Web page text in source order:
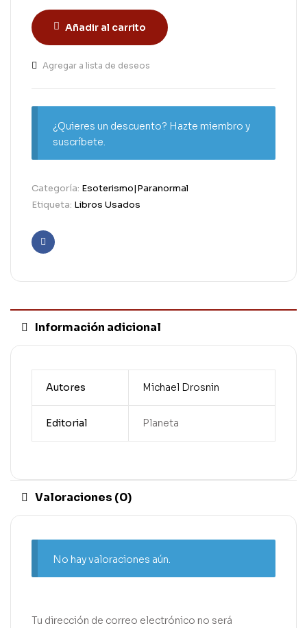
Añadir al carrito
Agregar a lista de deseos
¿Quieres un descuento? Hazte miembro y
suscríbete.
Categoría: Esoterismo|Paranormal
Etiqueta: Libros Usados
Facebook
Información adicional
Autores Michael Drosnin
Editorial Planeta
Valoraciones (0)
No hay valoraciones aún.
Tu dirección de correo electrónico no será